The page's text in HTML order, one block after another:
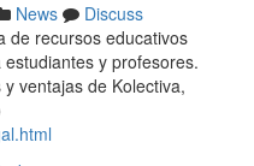
News
Discuss
de recursos educativos
y profesores.
ventajas de Kolectiva,